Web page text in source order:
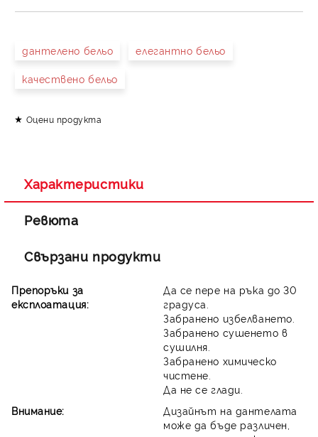
дантелено бельо елегантно бельо
качествено бельо
Оцени продукта
Характеристики
Ревюта
Свързани продукти
Препоръки за
експлоатация:
Да се пере на ръка до 30
градуса.
Забранено избелването.
Забранено сушенето в
сушилня.
Забранено химическо
чистене.
Да не се глади.
Внимание:
Дизайнът на дантелата
може да бъде различен,